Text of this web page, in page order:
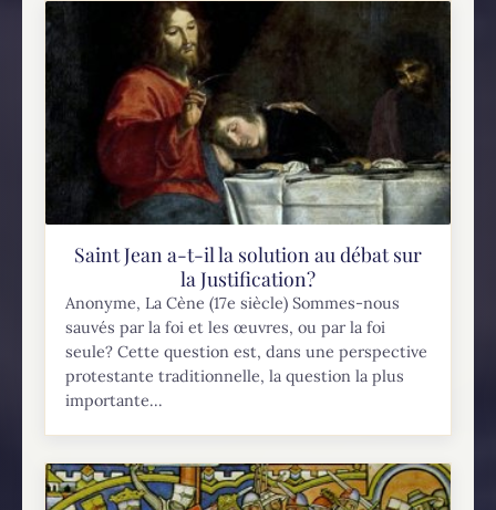
Saint Jean a-t-il la solution au débat sur
la Justification?
Anonyme, La Cène (17e siècle) Sommes-nous
sauvés par la foi et les œuvres, ou par la foi
seule? Cette question est, dans une perspective
protestante traditionnelle, la question la plus
importante...